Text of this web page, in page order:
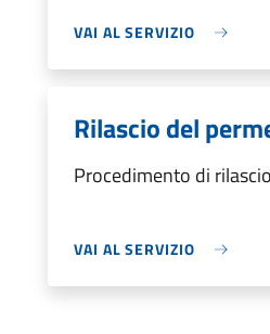
VAI AL SERVIZIO
Rilascio del
Procedimento di
VAI AL SERVIZIO